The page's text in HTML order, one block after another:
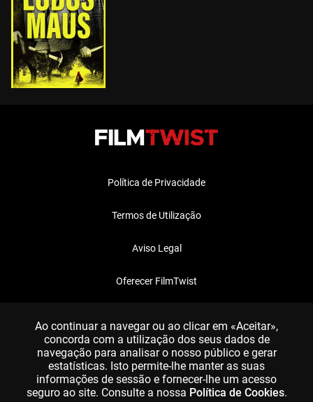
Política de Privacidade
Termos de Utilização
Aviso Legal
Oferecer FilmTwist
Ao continuar a navegar ou ao clicar em «Aceitar»,
concorda com a utilização dos seus dados de
navegação para analisar o nosso público e gerar
estatísticas. Isto permite-lhe manter as suas
informações de sessão e fornecer-lhe um acesso
seguro ao site. Consulte a nossa Política de Cookies.